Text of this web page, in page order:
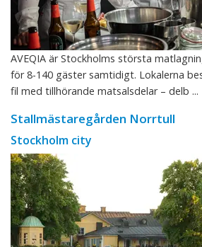
AVEQIA är Stockholms största
för 8-140 gäster samtidigt. Lokalerna
fil med tillhörande matsalsdelar – delb ...
Stallmästaregården Norrtull
Stockholm city